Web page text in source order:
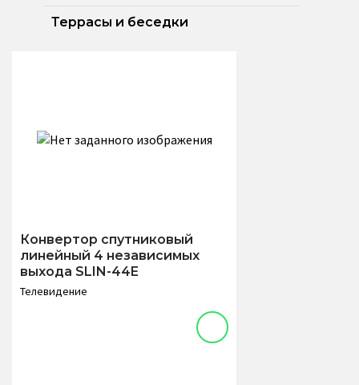
Террасы и беседки
Конвертор спутниковый
линейный 4 независимых
выхода SLIN-44E
Телевидение